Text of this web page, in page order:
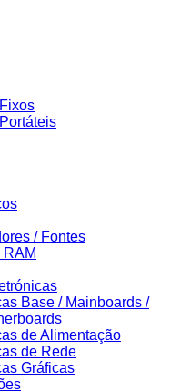
/ Fontes
RAM
Base / Mainboards /
de Alimentação
de Rede
Gráficas